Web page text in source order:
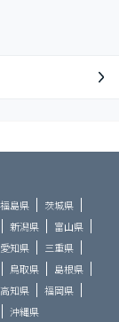
福島県
茨城県
新潟県
富山県
愛知県
三重県
鳥取県
島根県
高知県
福岡県
沖縄県